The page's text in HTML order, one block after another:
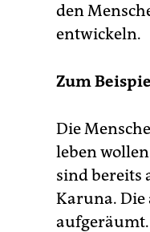
den
entwickeln.
Zum
Die
leben
sind bereits
Karuna. Die